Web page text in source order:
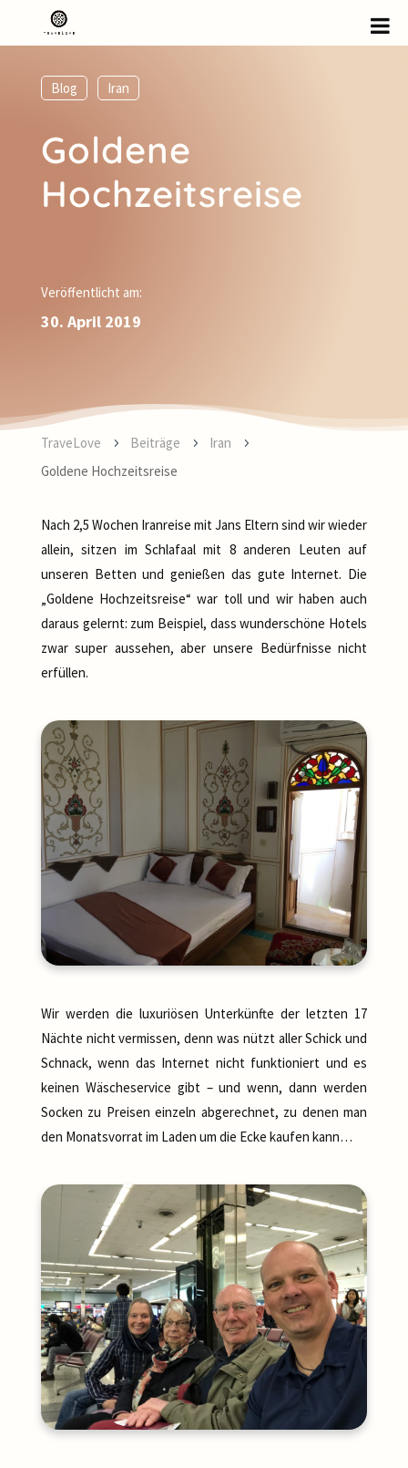
Blog Iran
Goldene
Hochzeitsreise
Veröffentlicht am:
30. April 2019
TraveLove 5 Beiträge 5 Iran 5
Goldene Hochzeitsreise
Nach 2,5 Wochen Iranreise mit Jans Eltern sind wir wieder
allein, sitzen im Schlafaal mit 8 anderen Leuten auf
unseren Betten und genießen das gute Internet. Die
„Goldene Hochzeitsreise“ war toll und wir haben auch
daraus gelernt: zum Beispiel, dass wunderschöne Hotels
zwar super aussehen, aber unsere Bedürfnisse nicht
erfüllen.
Wir werden die luxuriösen Unterkünfte der letzten 17
Nächte nicht vermissen, denn was nützt aller Schick und
Schnack, wenn das Internet nicht funktioniert und es
keinen Wäscheservice gibt – und wenn, dann werden
Socken zu Preisen einzeln abgerechnet, zu denen man
den Monatsvorrat im Laden um die Ecke kaufen kann…